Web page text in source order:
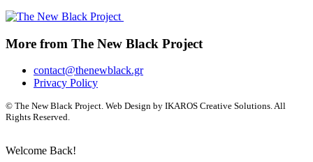
More from The New Black Project
contact@thenewblack.gr
Privacy Policy
© The New Black Project. Web Design by IKAROS Creative Solutions. All
Rights Reserved.
Welcome Back!